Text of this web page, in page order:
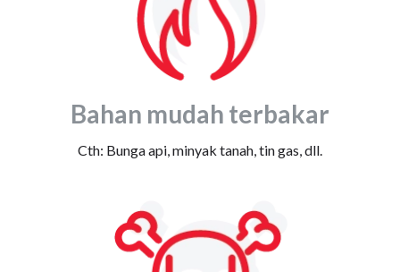
Bahan mudah terbakar
Cth: Bunga api, minyak tanah, tin gas, dll.